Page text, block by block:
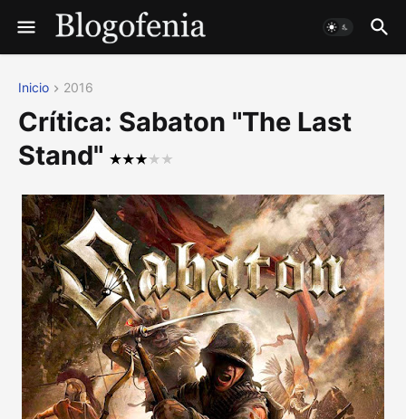
Inicio 2016
Crítica: Sabaton "The Last
Stand"